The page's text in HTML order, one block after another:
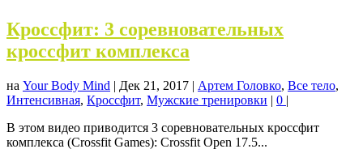
Кроссфит: 3 соревновательных
кроссфит комплекса
на Your Body Mind | Дек 21, 2017 | Артем Головко, Все тело,
Интенсивная, Кроссфит, Мужские тренировки | 0 |
В этом видео приводится 3 соревновательных кроссфит
комплекса (Crossfit Games): Crossfit Open 17.5...